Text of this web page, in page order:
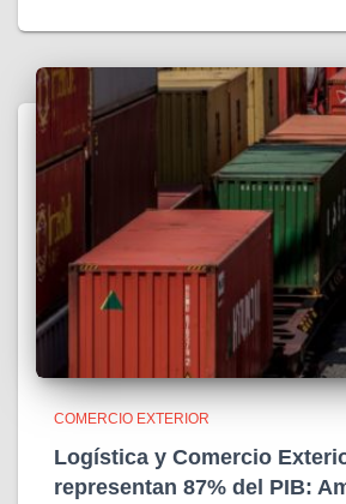
COMERCIO EXTERIOR
Logística y Comercio
representan 87% del PIB: